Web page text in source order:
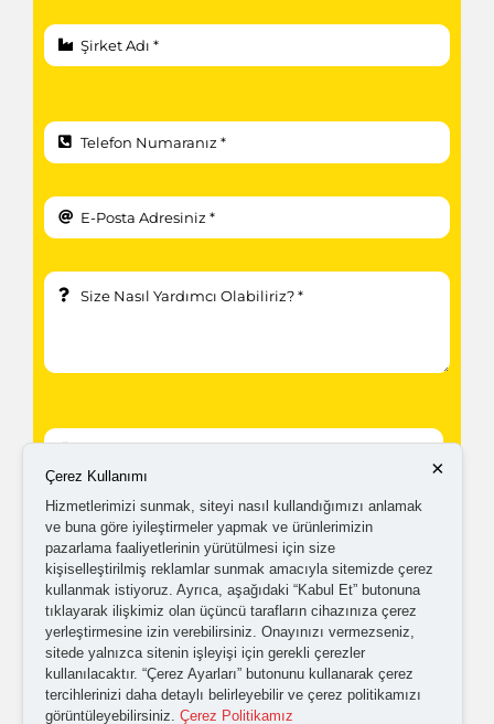
Kampanyalardan ve güncellemelerden haberdar
olabilmem için tarafımaticari elektronik ileti
gönderilmesini kabul ediyorum.
Kişisel verilerimin işlenmesine yönelik aydınlatma ve
açık rıza metni 'ni okudum, onaylıyorum.
×
Çerez Kullanımı
Hizmetlerimizi sunmak, siteyi nasıl kullandığımızı anlamak
ve buna göre iyileştirmeler yapmak ve ürünlerimizin
pazarlama faaliyetlerinin yürütülmesi için size
kişiselleştirilmiş reklamlar sunmak amacıyla sitemizde çerez
kullanmak istiyoruz. Ayrıca, aşağıdaki “Kabul Et” butonuna
tıklayarak ilişkimiz olan üçüncü tarafların cihazınıza çerez
yerleştirmesine izin verebilirsiniz. Onayınızı vermezseniz,
sitede yalnızca sitenin işleyişi için gerekli çerezler
kullanılacaktır. “Çerez Ayarları” butonunu kullanarak çerez
tercihlerinizi daha detaylı belirleyebilir ve çerez politikamızı
görüntüleyebilirsiniz. Çerez Politikamız